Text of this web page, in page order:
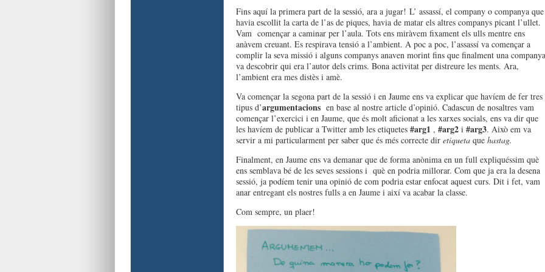
Fins aquí la primera part de la sessió, ara a jugar! L’ assassí, el company o companya que
havia escollit la carta de l’as de piques, havia de matar els altres companys picant l’ullet.
Vam començar a caminar per l’aula. Tots ens miràvem fixament els ulls mentre ens
anàvem creuant. Es respirava tensió a l’ambient. A poc a poc, l’assassí va començar a
complir la seva missió i alguns companys anaven morint fins que finalment una companya
va descobrir qui era l’autor dels crims. Bona activitat per distreure les ments. Ara,
l’ambient era mes distès i amè.
Va començar la segona part de la sessió i en Jaume ens va explicar que havíem de fer tres
tipus d’argumentacionsen base al nostre article d’opinió. Cadascun de nosaltres vam
començar l’exercici i en Jaume, que és molt aficionat a les xarxes socials, ens va dir que
les havíem de publicar a Twitter amb les etiquetes#arg1 , #arg2i #arg3. Això em va
servir a mi particularment per saber que és més correcte dir etiquetaque hastag.
Finalment, en Jaume ens va demanar que de forma anònima en un full expliquéssim què
ens semblava bé de les seves sessions i què en podria millorar. Com que ja era la desena
sessió, ja podíem tenir una opinió de com podria estar enfocat aquest curs. Dit i fet, vam
anar entregant els nostres fulls a en Jaume i així va acabar la classe.
Com sempre, un plaer!